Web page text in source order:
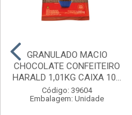
GRANULADO MACIO
CHOCOLATE CONFEITEIRO
HARALD 1,01KG CAIXA 10...
Código: 39604
Embalagem: Unidade